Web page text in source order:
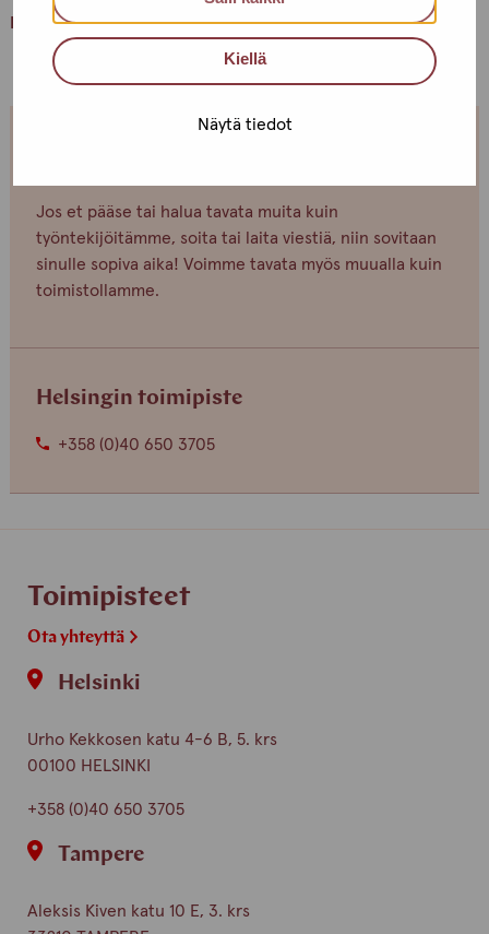
Kiellä
Näytä tiedot
Helsingin Pro-tukipisteen porukka
Jos et pääse tai halua tavata muita kuin
työntekijöitämme, soita tai laita viestiä, niin sovitaan
sinulle sopiva aika! Voimme tavata myös muualla kuin
toimistollamme.
Helsingin toimipiste
+358 (0)40 650 3705
Toimipisteet
Ota yhteyttä
Helsinki
Urho Kekkosen katu 4-6 B, 5. krs
00100 HELSINKI
+358 (0)40 650 3705
Tampere
Aleksis Kiven katu 10 E, 3. krs